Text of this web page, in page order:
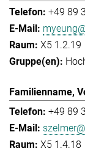
+49 89
X5 1.2.19
+49 89
X5 1.4.18